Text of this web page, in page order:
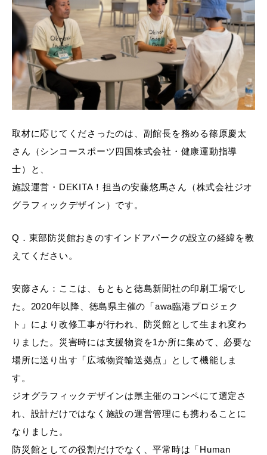
取材に応じてくださったのは、副館長を務める篠原慶太
さん（シンコースポーツ四国株式会社・健康運動指導
士）と、
施設運営・DEKITA！担当の安藤悠馬さん（株式会社ジオ
グラフィックデザイン）です。
Q．東部防災館おきのすインドアパークの設立の経緯を教
えてください。
安藤さん：ここは、もともと徳島新聞社の印刷工場でし
た。2020年以降、徳島県主催の「awa臨港プロジェク
ト」により改修工事が行われ、防災館として生まれ変わ
りました。災害時には支援物資を1か所に集めて、必要な
場所に送り出す「広域物資輸送拠点」として機能しま
す。
ジオグラフィックデザインは県主催のコンペにて選定さ
れ、設計だけではなく施設の運営管理にも携わることに
なりました。
防災館としての役割だけでなく、平常時は「Human